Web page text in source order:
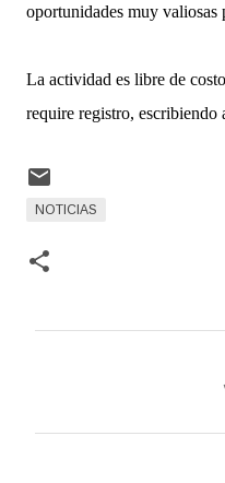
oportunidades muy valiosas
La actividad es libre de
require registro, escribiendo
NOTICIAS